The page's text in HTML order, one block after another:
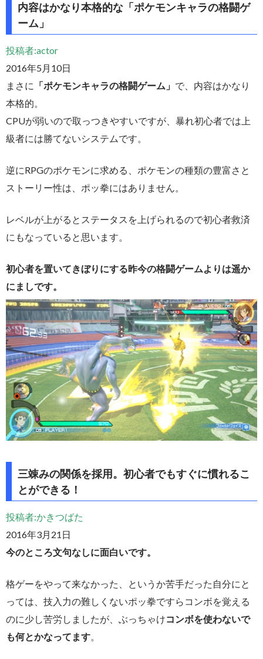
内容はかなり本格的な「ポケモンキャラの格闘ゲ
ーム」
投稿者:actor
2016年5月10日
まさに 「ポケモンキャラの格闘ゲーム」 で、内容はかなり
本格的。
CPUが弱いので取っつきやすいですが、暴れ初心者では上
級者には勝てないシステムです。
逆にRPGのポケモンに求める、ポケモンの種類の豊富さと
ストーリー性は、ポッ拳にはありません。
レベルが上がるとステータスを上げられるので初心者救済
にもなっていると思います。
初心者を置いてきぼりにする昨今の格闘ゲームよりは遥か
にましです。
三竦みの関係を採用。初心者でもすぐに慣れるこ
とができる！
投稿者:かきつばた
2016年3月21日
今のところ文句なしに面白いです。
格ゲーをやって来なかった、というか苦手だった自分にと
っては、技入力の難しくないポッ拳ですらコンボを覚える
のに少し苦労しましたが、ぶっちゃけコンボを使わないで
も何とかなってます